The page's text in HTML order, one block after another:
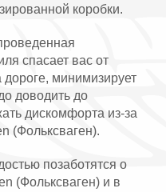
коробки.
спасает вас от
минимизирует
доводить до
дискомфорта из-за
(Фольксваген).
позаботятся о
(Фольксваген) и в